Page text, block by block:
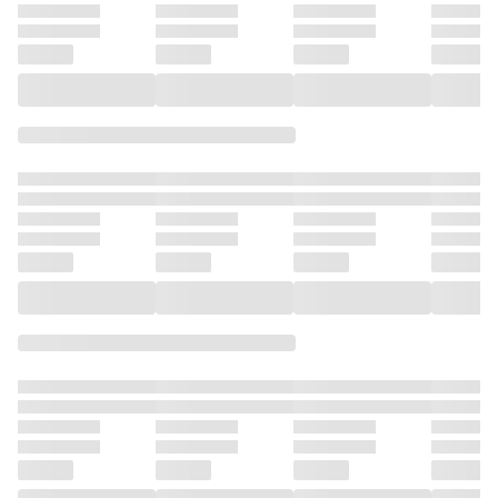
で手を抜
こいと言
遅い、領
ら……〜